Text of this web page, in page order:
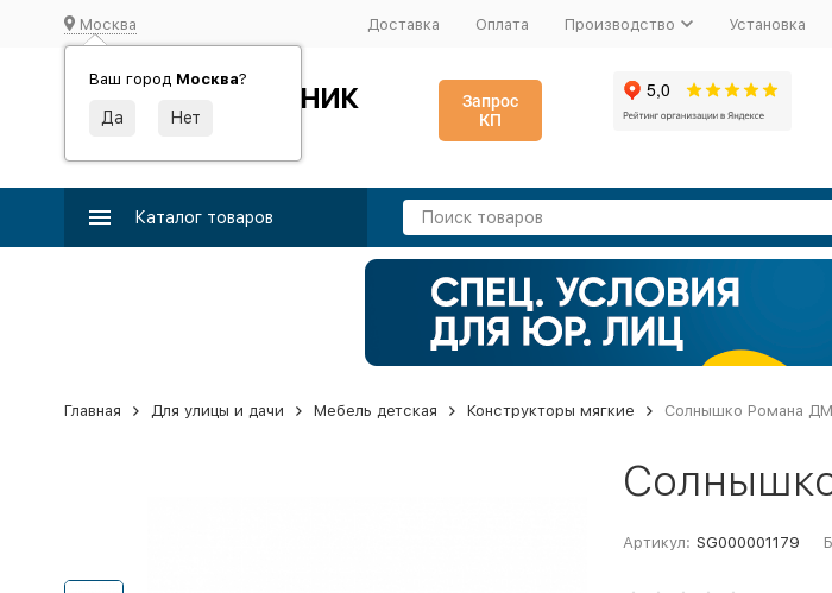
Москва
Ваш город Москва?
Доставка Оплата Производство Установка
ИДЕАЛЬНЫЙ ТУРНИК
Производство и поставка спортивного оборудования
Запрос
КП
Каталог товаров
Главная Для улицы и дачи Мебель детская Конструкторы мягкие Солнышко Романа
Артикул: SG000001179